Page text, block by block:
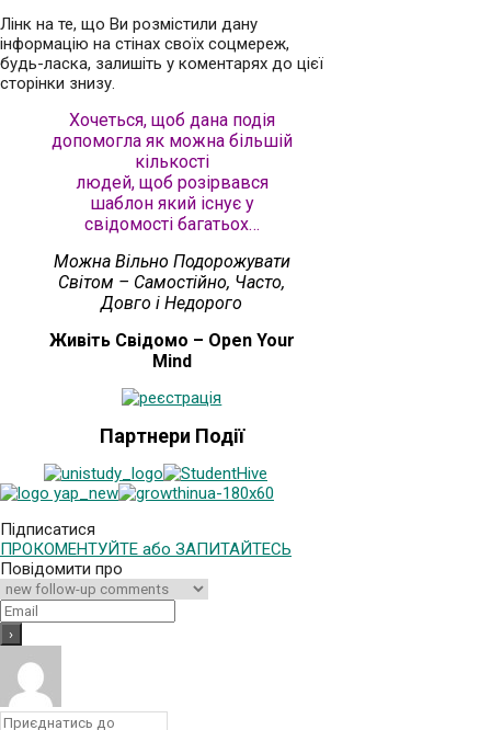
Лінк на те, що Ви розмістили дану
інформацію на стінах своїх соцмереж,
будь-ласка, залишіть у коментарях до цієї
сторінки знизу.
Хочеться, щоб дана подія
допомогла як можна більшій
кількості
людей, щоб розірвався
шаблон який існує у
свідомості багатьох…
Можна Вільно Подорожувати
Світом – Самостійно, Часто,
Довго і Недорого
Живіть Свідомо – Open Your
Mind
Партнери Події
Підписатися
ПРОКОМЕНТУЙТЕ або ЗАПИТАЙТЕСЬ
Повідомити про